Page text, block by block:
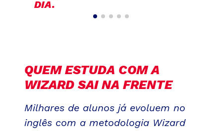
DIA.
QUEM ESTUDA COM A
WIZARD SAI NA FRENTE
Milhares de alunos já evoluem no
inglês com a metodologia Wizard